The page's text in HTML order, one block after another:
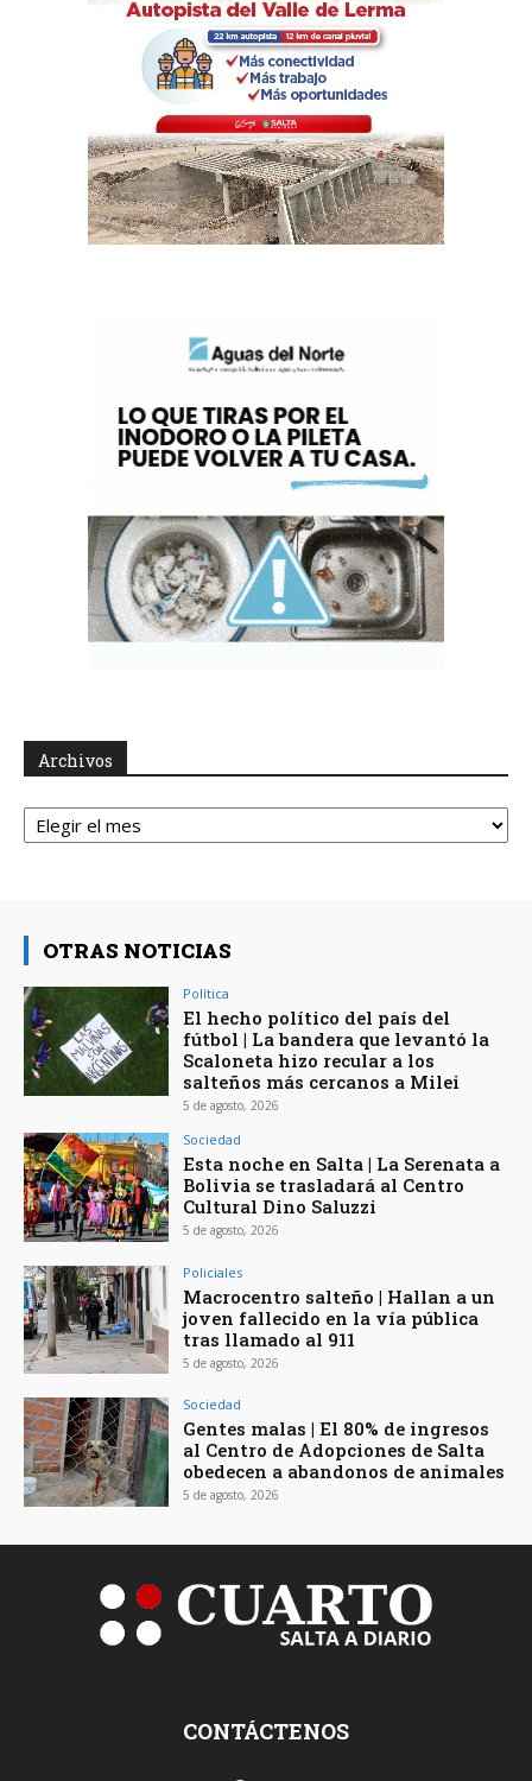
Archivos
Archivos
OTRAS NOTICIAS
Política
El hecho político del país del
fútbol | La bandera que levantó la
Scaloneta hizo recular a los
salteños más cercanos a Milei
5 de agosto, 2026
Sociedad
Esta noche en Salta | La Serenata a
Bolivia se trasladará al Centro
Cultural Dino Saluzzi
5 de agosto, 2026
Policiales
Macrocentro salteño | Hallan a un
joven fallecido en la vía pública
tras llamado al 911
5 de agosto, 2026
Sociedad
Gentes malas | El 80% de ingresos
al Centro de Adopciones de Salta
obedecen a abandonos de animales
5 de agosto, 2026
CONTÁCTENOS